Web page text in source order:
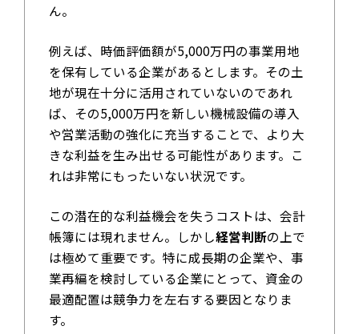
ん。
例えば、時価評価額が5,000万円の事業用地
を保有している企業があるとします。その土
地が現在十分に活用されていないのであれ
ば、その5,000万円を新しい機械設備の導入
や営業活動の強化に充当することで、より大
きな利益を生み出せる可能性があります。こ
れは非常にもったいない状況です。
この潜在的な利益機会を失うコストは、会計
帳簿には現れません。しかし経営判断の上で
は極めて重要です。特に成長期の企業や、事
業再編を検討している企業にとって、資金の
最適配置は競争力を左右する要因となりま
す。